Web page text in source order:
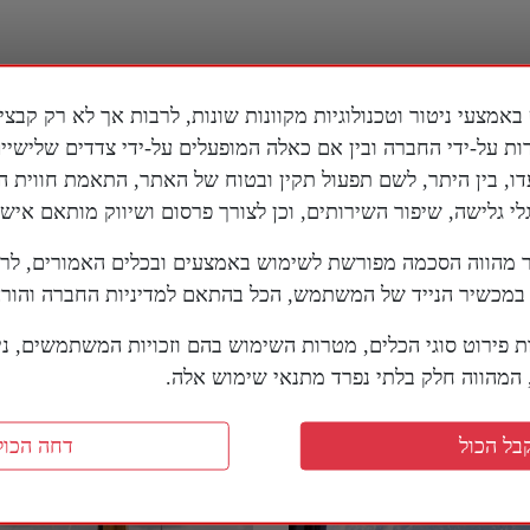
סנטור אמריקני מזהיר מפני
ה"אחים המוסלמים"
בדימוס על
של טראמפ מול איראן:
שחמט בזמן שכולם
על-ידי החברה ובין אם כאלה המופעלים על-ידי צדדים
בין היתר, לשם תפעול תקין ובטוח של האתר, התאמת חווית
גלישה, שיפור השירותים, וכן לצורך פרסום ושיווק מותאם
הסכמה מפורשת לשימוש באמצעים ובכלים האמורים,
הנייד של המשתמש, הכל בהתאם למדיניות החברה
פירוט סוגי הכלים, מטרות השימוש בהם וזכויות המשתמשים,
חלק בלתי נפרד מתנאי שימוש אלה.
דחה הכול